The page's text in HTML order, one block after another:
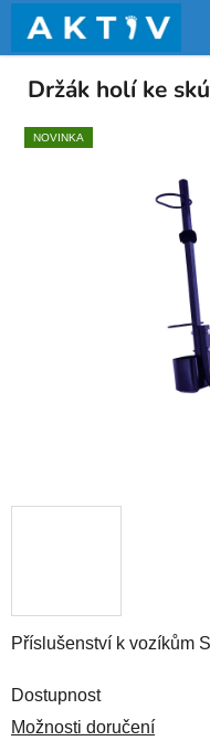
obsah
Příslušenství k vozíkům
Dostupnost
Možnosti doručení
Držák holí ke
NOVINKA